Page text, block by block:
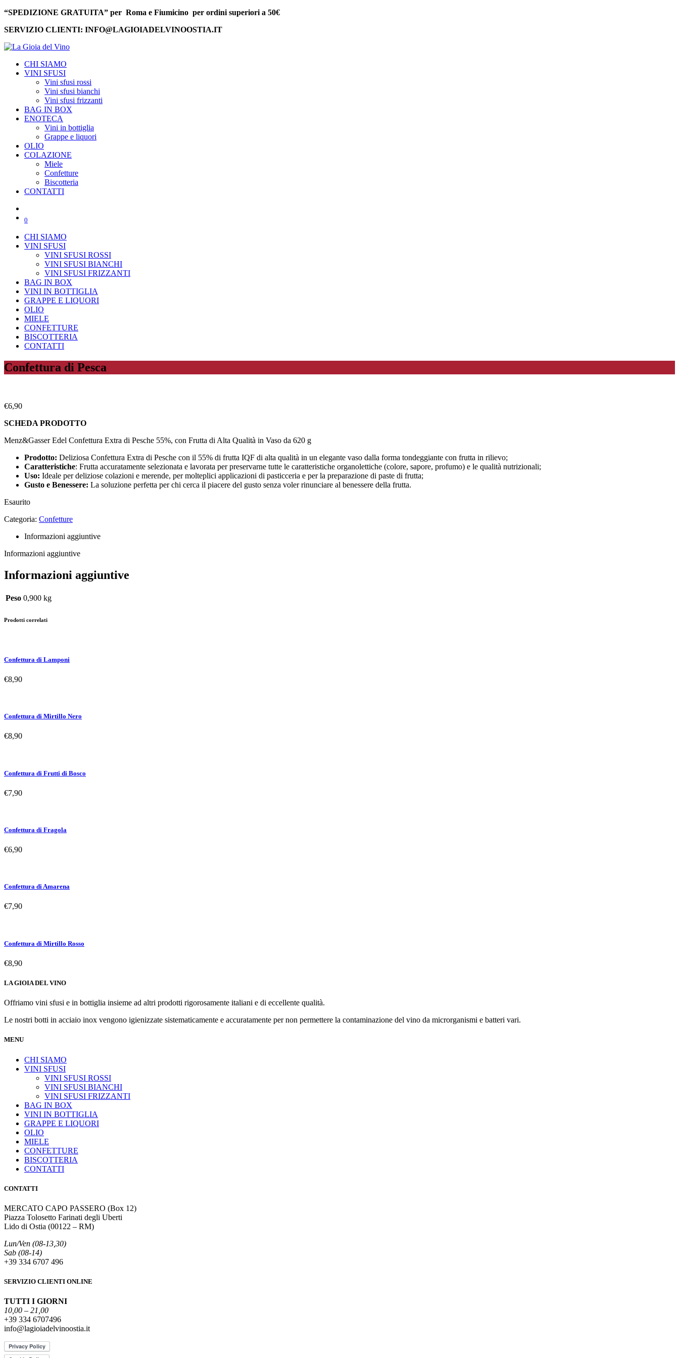
“SPEDIZIONE GRATUITA” per Roma e Fiumicino per ordini superiori a 50€
SERVIZIO CLIENTI: INFO@LAGIOIADELVINOOSTIA.IT
CHI SIAMO
VINI SFUSI
Vini sfusi rossi
Vini sfusi bianchi
Vini sfusi frizzanti
BAG IN BOX
ENOTECA
Vini in bottiglia
Grappe e liquori
OLIO
COLAZIONE
Miele
Confetture
Biscotteria
CONTATTI
0
CHI SIAMO
VINI SFUSI
VINI SFUSI ROSSI
VINI SFUSI BIANCHI
VINI SFUSI FRIZZANTI
BAG IN BOX
VINI IN BOTTIGLIA
GRAPPE E LIQUORI
OLIO
MIELE
CONFETTURE
BISCOTTERIA
CONTATTI
Confettura di Pesca
€6,90
SCHEDA PRODOTTO
Menz&Gasser Edel Confettura Extra di Pesche 55%, con Frutta di Alta Qualità in Vaso da 620 g
Prodotto: Deliziosa Confettura Extra di Pesche con il 55% di frutta IQF di alta qualità in un elegante vaso dalla forma tondeggiante con frutta in rilievo;
Caratteristiche: Frutta accuratamente selezionata e lavorata per preservarne tutte le caratteristiche organolettiche (colore, sapore, profumo) e le qualità nutrizionali;
Uso: Ideale per deliziose colazioni e merende, per molteplici applicazioni di pasticceria e per la preparazione di paste di frutta;
Gusto e Benessere: La soluzione perfetta per chi cerca il piacere del gusto senza voler rinunciare al benessere della frutta.
Esaurito
Categoria: Confetture
Informazioni aggiuntive
Informazioni aggiuntive
Informazioni aggiuntive
Peso 0,900 kg
Prodotti correlati
Confettura di Lamponi
€8,90
Confettura di Mirtillo Nero
€8,90
Confettura di Frutti di Bosco
€7,90
Confettura di Fragola
€6,90
Confettura di Amarena
€7,90
Confettura di Mirtillo Rosso
€8,90
LA GIOIA DEL VINO
Offriamo vini sfusi e in bottiglia insieme ad altri prodotti rigorosamente italiani e di eccellente qualità.
Le nostri botti in acciaio inox vengono igienizzate sistematicamente e accuratamente per non permettere la contaminazione del vino da microrganismi e batteri vari.
MENU
CHI SIAMO
VINI SFUSI
VINI SFUSI ROSSI
VINI SFUSI BIANCHI
VINI SFUSI FRIZZANTI
BAG IN BOX
VINI IN BOTTIGLIA
GRAPPE E LIQUORI
OLIO
MIELE
CONFETTURE
BISCOTTERIA
CONTATTI
CONTATTI
MERCATO CAPO PASSERO (Box 12)
Piazza Tolosetto Farinati degli Uberti
Lido di Ostia (00122 – RM)
Lun/Ven (08-13,30)
Sab (08-14)
+39 334 6707 496
SERVIZIO CLIENTI ONLINE
TUTTI I GIORNI
10,00 – 21,00
+39 334 6707496
info@lagioiadelvinoostia.it